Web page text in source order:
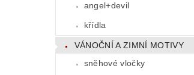
angel+devil
křídla
VÁNOČNÍ A ZIMNÍ MOTIVY
sněhové vločky